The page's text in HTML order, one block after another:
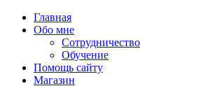
Главная
Обо мне
Сотрудничество
Обучение
Помощь сайту
Магазин